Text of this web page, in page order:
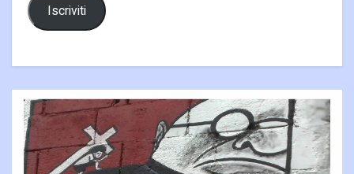
Iscriviti